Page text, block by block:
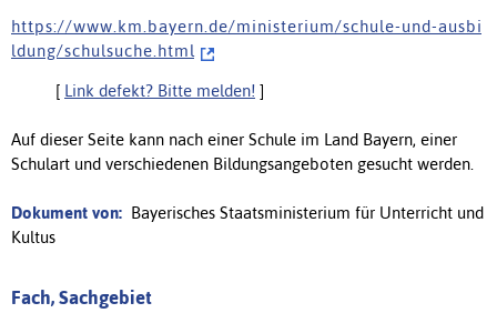
h t t p s : / / w w w . k m . b a y e r n . d e / m i n i s t e r i u m / s c h u l e - u n d - a u s b i
l d u n g / s c h u l s u c h e . h t m l
[ Link defekt? Bitte melden! ]
Auf dieser Seite kann nach einer Schule im Land Bayern, einer
Schulart und verschiedenen Bildungsangeboten gesucht werden.
Dokument von: Bayerisches Staatsministerium für Unterricht und
Kultus
Fach, Sachgebiet